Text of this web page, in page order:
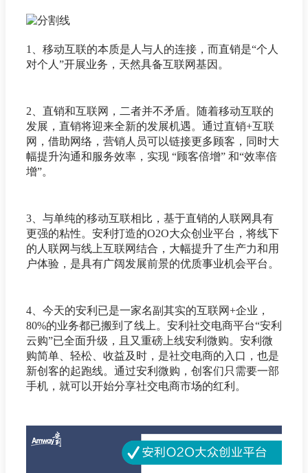
1、移动互联的本质是人与人的连接，而直销是“个人
对个人”开展业务，天然具备互联网基因。
2、直销和互联网，二者并不矛盾。随着移动互联的
发展，直销将迎来全新的发展机遇。通过直销+互联
网，借助网络，营销人员可以链接更多顾客，同时大
幅提升沟通和服务效率，实现 “顾客倍增” 和“效率倍
增”。
3、与单纯的移动互联相比，基于直销的人联网具有
更强的粘性。安利打造的O2O大众创业平台，将线下
的人联网与线上互联网结合，大幅提升了生产力和用
户体验，是具有广阔发展前景的优质事业机会平台。
4、今天的安利已是一家名副其实的互联网+企业，
80%的业务都已搬到了线上。安利社交电商平台“安利
云购”已全面升级，且又重磅上线安利微购。安利微
购简单、轻松、收益及时，是社交电商的入口，也是
新创客的起跑线。通过安利微购，创客们只需要一部
手机，就可以开始分享社交电商市场的红利。